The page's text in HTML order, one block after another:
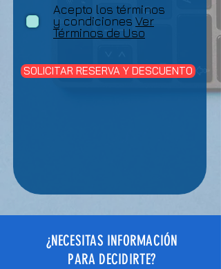
Acepto los términos
y condiciones Ver
Términos de Uso
SOLICITAR RESERVA Y DESCUENTO
¿NECESITAS INFORMACIÓN
PARA DECIDIRTE?